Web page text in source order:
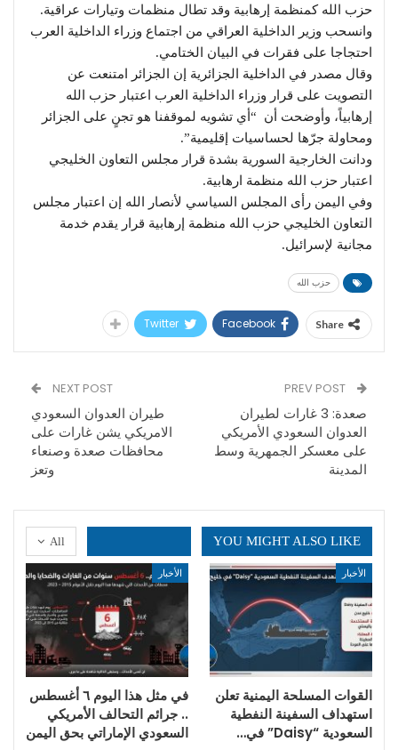
حزب الله كمنظمة إرهابية وقد تطال منظمات وتيارات عراقية.
وانسحب وزير الداخلية العراقي من اجتماع وزراء الداخلية العرب
احتجاجا على فقرات في البيان الختامي.
وقال مصدر في الداخلية الجزائرية إن الجزائر امتنعت عن
التصويت على قرار وزراء الداخلية العرب اعتبار حزب الله
إرهابياً، وأوضحت أن “أي تشويه لموقفنا هو تجنٍ على الجزائر
ومحاولة جرّها لحساسيات إقليمية”.
ودانت الخارجية السورية بشدة قرار مجلس التعاون الخليجي
اعتبار حزب الله منظمة ارهابية.
وفي اليمن رأى المجلس السياسي لأنصار الله إن اعتبار مجلس
التعاون الخليجي حزب الله منظمة إرهابية قرار يقدم خدمة
مجانية لإسرائيل.
حزب الله
Share
Facebook
Twitter
صعدة: 3 غارات لطيران
العدوان السعودي الأمريكي
على معسكر الجمهرية وسط
المدينة
NEXT POST
طيران العدوان السعودي
الامريكي يشن غارات على
محافظات صعدة وصنعاء
وتعز
All YOU MIGHT ALSO LIKE
الأخبار
القوات المسلحة اليمنية تعلن
استهداف السفينة النفطية
السعودية “Daisy” في…
الأخبار
في مثل هذا اليوم ٦ أغسطس
.. جرائم التحالف الأمريكي
السعودي الإماراتي بحق اليمن